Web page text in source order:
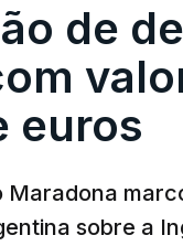
de
euros
Maradona
sobre a